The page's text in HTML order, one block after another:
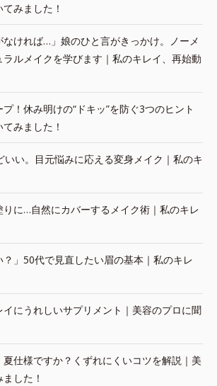
みました！
なければ…」娘のひと言がきっかけ。ノーメ
ルメイクを学びます｜私のキレイ、再始動
！休み明けの“ドキッ”を防ぐ3つのヒント
みました！
いい。目元悩みに応える変身メイク｜私のキ
りに…自然にカバーするメイク術｜私のキレ
？」50代で見直したい眉の基本｜私のキレ
にうれしいサプリメント｜美容のプロに聞
仕様ですか？くずれにくいコツを解説｜美
した！